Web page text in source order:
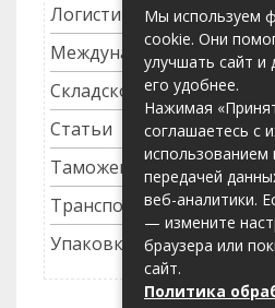
Логистика
Международные
Складское хозяйство
Статьи
Таможенное оформление
Транспортные услуги
Упаковка грузов
Мы используем
cookie. Они
улучшать сайт и
его удобнее.
Нажимая
соглашаетесь с
использованием
передачей
веб-аналитики.
— измените
браузера или
сайт.
Политика